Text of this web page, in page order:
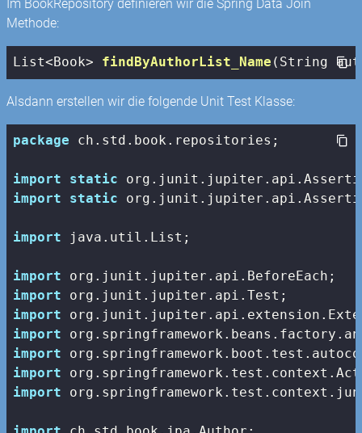
Im BookRepository definieren wir die Spring Data Join
Methode:
List<Book> findByAuthorList_Name (String
Alsdann erstellen wir die folgende Unit Test Klasse:
package ch.std.book.repositories;
import
static
import
static
import java.util.List;
import
import
import
import
import
import
import